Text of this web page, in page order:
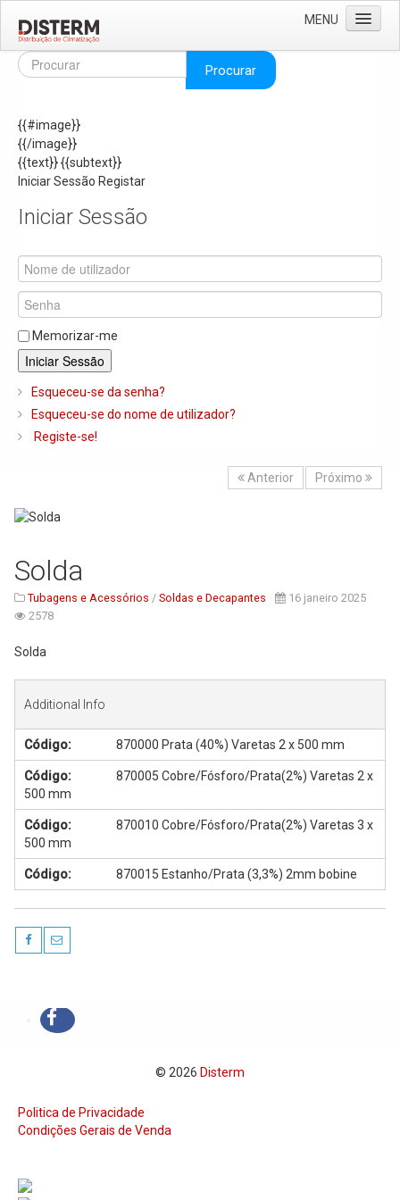
MENU
Home
Áreas de Negócio
Missão e Valores
As Nossas Marcas
Recrutamento
Produtos
Solar
Termoacumuladores e Depósitos de Inércia
Ar Condicionado
Caldeiras e Queimadores
Biomassa
Depósitos de Gasóleo e Água
Regulação e Controlo
Bombas e Circuladores
Ferramentas
Permutadores de Placas
Serviços
Assistência Técnica
Centro de Formação
Gabinete de Engenharia
Armazém e Logística
Contactos
Procurar
{{#image}}
{{/image}}
{{text}}{{subtext}}
Iniciar Sessão Registar
Iniciar Sessão
Memorizar-me
Iniciar Sessão
Esqueceu-se da senha?
Esqueceu-se do nome de utilizador?
Registe-se!
Anterior Próximo
Solda
Tubagens e Acessórios / Soldas e Decapantes
16 janeiro 2025
2578
Solda
Additional Info
Código: 870000 Prata (40%) Varetas 2 x 500 mm
Código:
870005 Cobre/Fósforo/Prata(2%) Varetas 2 x
500 mm
Código:
870010 Cobre/Fósforo/Prata(2%) Varetas 3 x
500 mm
Código: 870015 Estanho/Prata (3,3%) 2mm bobine
© 2026 Disterm
Politica de Privacidade
Condições Gerais de Venda